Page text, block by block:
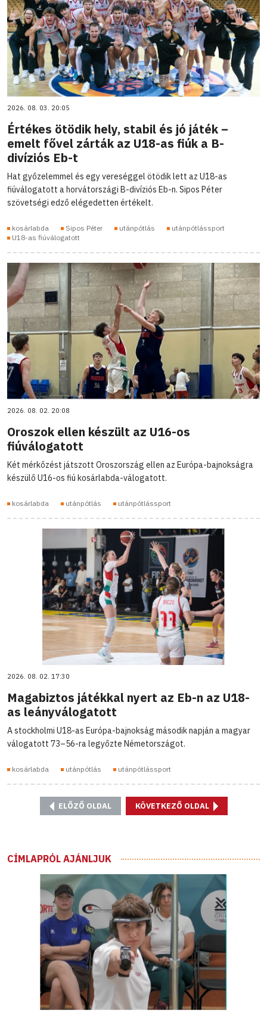
2026. 08. 03. 20:05
Értékes ötödik hely, stabil és jó játék –
emelt fővel zárták az U18-as fiúk a B-
divíziós Eb-t
Hat győzelemmel és egy vereséggel ötödik lett az U18-as
fiúválogatott a horvátországi B-divíziós Eb-n. Sipos Péter
szövetségi edző elégedetten értékelt.
kosárlabda Sipos Péter utánpótlás
utánpótlássport
U18-as fiúválogatott
2026. 08. 02. 20:08
Oroszok ellen készült az U16-os
fiúválogatott
Két mérkőzést játszott Oroszország ellen az Európa-bajnokságra
készülő U16-os fiú kosárlabda-válogatott.
kosárlabda utánpótlás utánpótlássport
2026. 08. 02. 17:30
Magabiztos játékkal nyert az Eb-n az U18-
as leányválogatott
A stockholmi U18-as Európa-bajnokság második napján a magyar
válogatott 73–56-ra legyőzte Németországot.
kosárlabda utánpótlás utánpótlássport
ELŐZŐ OLDAL KÖVETKEZŐ OLDAL
CÍMLAPRÓL AJÁNLJUK